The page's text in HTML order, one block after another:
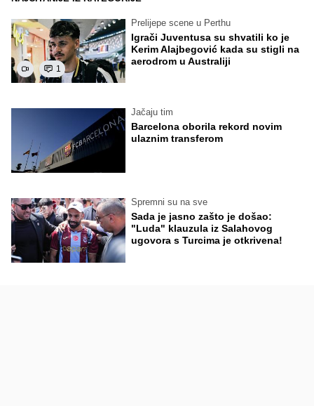
1
Prelijepe scene u Perthu
Igrači Juventusa su shvatili ko je
Kerim Alajbegović kada su stigli na
aerodrom u Australiji
Jačaju tim
Barcelona oborila rekord novim
ulaznim transferom
Spremni su na sve
Sada je jasno zašto je došao:
"Luda" klauzula iz Salahovog
ugovora s Turcima je otkrivena!